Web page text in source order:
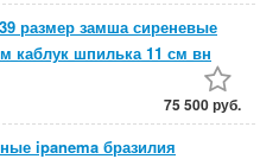
размер замша сиреневые
каблук шпилька 11 см вн
75 500 руб.
ipanema бразилия